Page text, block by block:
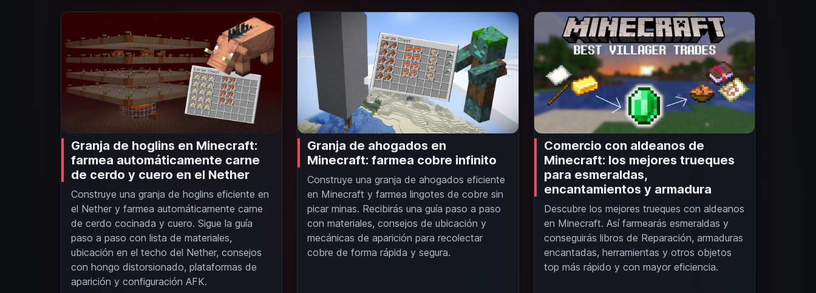
Granja de hoglins en Minecraft:
farmea automáticamente carne
de cerdo y cuero en el Nether
Construye una granja de hoglins eficiente en
el Nether y farmea automáticamente carne
de cerdo cocinada y cuero. Sigue la guía
paso a paso con lista de materiales,
ubicación en el techo del Nether, consejos
con hongo distorsionado, plataformas de
aparición y configuración AFK.
Granja de ahogados en
Minecraft: farmea cobre infinito
Construye una granja de ahogados eficiente
en Minecraft y farmea lingotes de cobre sin
picar minas. Recibirás una guía paso a paso
con materiales, consejos de ubicación y
mecánicas de aparición para recolectar
cobre de forma rápida y segura.
Comercio con aldeanos de
Minecraft: los mejores trueques
para esmeraldas,
encantamientos y armadura
Descubre los mejores trueques con aldeanos
en Minecraft. Así farmearás esmeraldas y
conseguirás libros de Reparación, armaduras
encantadas, herramientas y otros objetos
top más rápido y con mayor eficiencia.